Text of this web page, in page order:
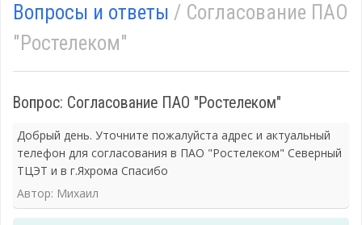
Вопросы и ответы / Согласование ПАО
"Ростелеком"
Вопрос: Согласование ПАО "Ростелеком"
Добрый день. Уточните пожалуйста адрес и актуальный
телефон для согласования в ПАО "Ростелеком" Северный
ТЦЭТ и в г.Яхрома Спасибо
Автор: Михаил